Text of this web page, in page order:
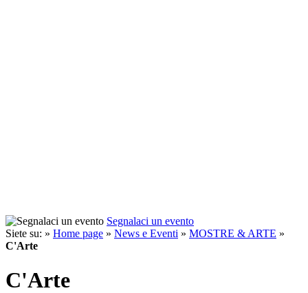
Segnalaci un evento
Siete su: » Home page » News e Eventi » MOSTRE & ARTE »
C'Arte
C'Arte